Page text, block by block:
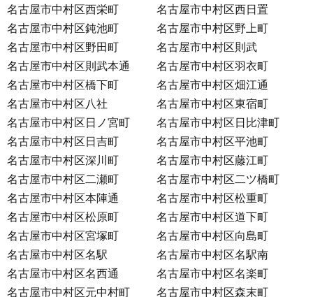
名古屋市中村区西栄町
名古屋市中村区西日置
名古屋市中村区鈍池町
名古屋市中村区野上町
名古屋市中村区野田町
名古屋市中村区則武
名古屋市中村区則武本通
名古屋市中村区羽衣町
名古屋市中村区橋下町
名古屋市中村区畑江通
名古屋市中村区八社
名古屋市中村区東宿町
名古屋市中村区日ノ宮町
名古屋市中村区日比津町
名古屋市中村区日吉町
名古屋市中村区平池町
名古屋市中村区深川町
名古屋市中村区藤江町
名古屋市中村区二瀬町
名古屋市中村区二ツ橋町
名古屋市中村区本陣通
名古屋市中村区松重町
名古屋市中村区松原町
名古屋市中村区道下町
名古屋市中村区宮塚町
名古屋市中村区向島町
名古屋市中村区名駅
名古屋市中村区名駅南
名古屋市中村区名西通
名古屋市中村区名楽町
名古屋市中村区元中村町
名古屋市中村区森末町